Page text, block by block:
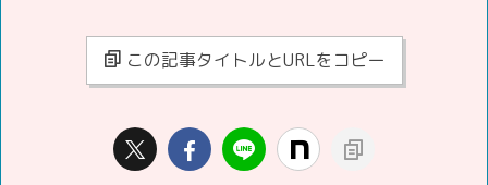
この記事タイトルとURLをコピー